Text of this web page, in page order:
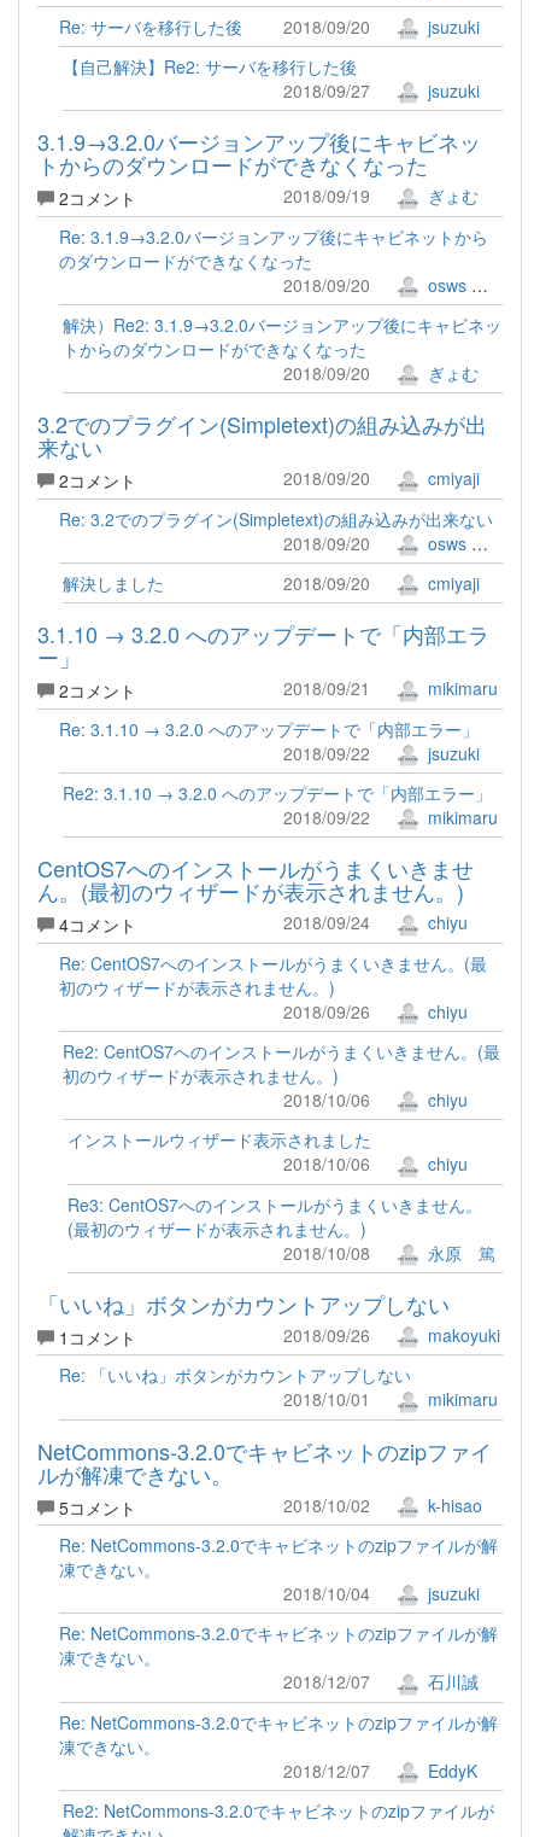
Re: サーバを移行した後
2018/09/20
jsuzuki
【自己解決】Re2: サーバを移行した後
2018/09/27
jsuzuki
3.1.9→3.2.0バージョンアップ後にキャビネッ
トからのダウンロードができなくなった
2コメント 2018/09/19
ぎょむ
Re: 3.1.9→3.2.0バージョンアップ後にキャビネットから
のダウンロードができなくなった
2018/09/20
osws 牟田口 満
解決）Re2: 3.1.9→3.2.0バージョンアップ後にキャビネッ
トからのダウンロードができなくなった
2018/09/20
ぎょむ
3.2でのプラグイン(Simpletext)の組み込みが出
来ない
2コメント 2018/09/20
cmiyaji
Re: 3.2でのプラグイン(Simpletext)の組み込みが出来ない
2018/09/20
osws 牟田口 満
解決しました
2018/09/20 cmiyaji
3.1.10 → 3.2.0 へのアップデートで「内部エラ
ー」
2コメント 2018/09/21
mikimaru
Re: 3.1.10 → 3.2.0 へのアップデートで「内部エラー」
2018/09/22
jsuzuki
Re2: 3.1.10 → 3.2.0 へのアップデートで「内部エラー」
2018/09/22
mikimaru
CentOS7へのインストールがうまくいきませ
ん。(最初のウィザードが表示されません。)
4コメント 2018/09/24
chiyu
Re: CentOS7へのインストールがうまくいきません。(最
初のウィザードが表示されません。)
2018/09/26
chiyu
Re2: CentOS7へのインストールがうまくいきません。(最
初のウィザードが表示されません。)
2018/10/06
chiyu
インストールウィザード表示されました
2018/10/06
chiyu
Re3: CentOS7へのインストールがうまくいきません。
(最初のウィザードが表示されません。)
2018/10/08
永原 篤
「いいね」ボタンがカウントアップしない
1コメント 2018/09/26
makoyuki
Re: 「いいね」ボタンがカウントアップしない
2018/10/01
mikimaru
NetCommons-3.2.0でキャビネットのzipファイ
ルが解凍できない。
5コメント 2018/10/02
k-hisao
Re: NetCommons-3.2.0でキャビネットのzipファイルが解
凍できない。
2018/10/04
jsuzuki
Re: NetCommons-3.2.0でキャビネットのzipファイルが解
凍できない。
2018/12/07
石川誠
Re: NetCommons-3.2.0でキャビネットのzipファイルが解
凍できない。
2018/12/07
EddyK
Re2: NetCommons-3.2.0でキャビネットのzipファイルが